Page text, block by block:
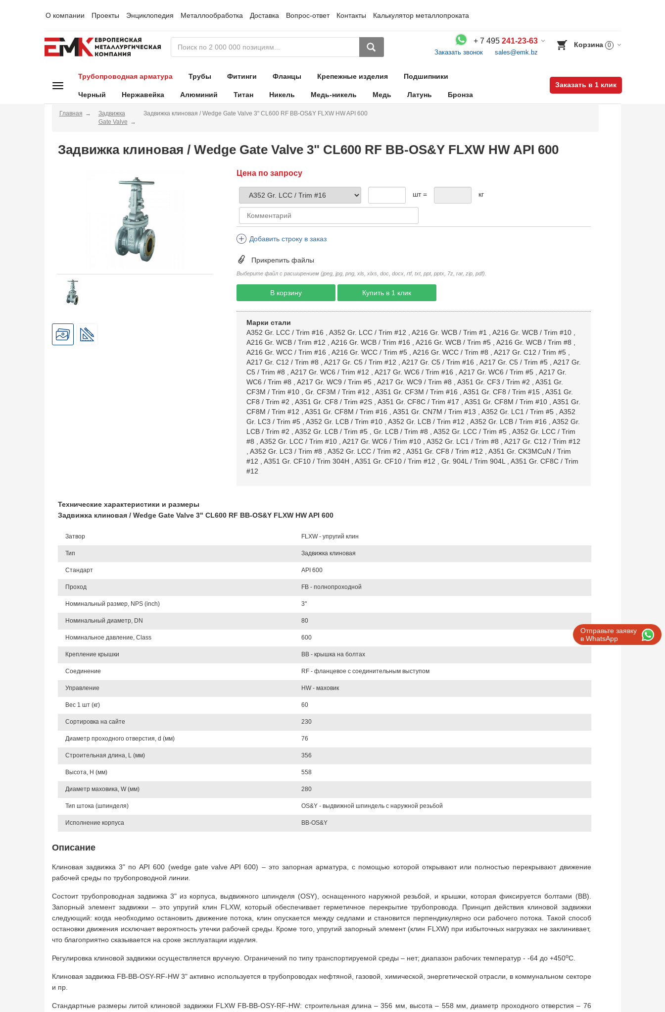
О компании Проекты Энциклопедия Металлообработка Доставка Вопрос-ответ Контакты Калькулятор металлопроката
+ 7 495 241-23-63
Заказать звонок sales@emk.bz
Корзина 0
Трубопроводная арматура Трубы Фитинги Фланцы Крепежные изделия Подшипники
Черный Нержавейка Алюминий Титан Никель Медь-никель Медь Латунь Бронза
Заказать в 1 клик
Отправьте заявку
в WhatsApp
Главная
Задвижка
Gate Valve
Задвижка клиновая / Wedge Gate Valve 3" CL600 RF BB-OS&Y FLXW HW API 600
Задвижка клиновая / Wedge Gate Valve 3" CL600 RF BB-OS&Y FLXW HW API 600
Цена по запросу
шт = кг
Добавить строку в заказ
Прикрепить файлы
Выберите файл с расширением (jpeg, jpg, png, xls, xlxs, doc, docx, rtf, txt, ppt, pptx, 7z, rar, zip, pdf).
В корзину Купить в 1 клик
Марки стали
A352 Gr. LCC / Trim #16
A352 Gr. LCC / Trim #12 A216 Gr. WCB / Trim #1 A216 Gr. WCB / Trim #10,
A216 Gr. WCB / Trim #12
A216 Gr. WCB / Trim #16 A216 Gr. WCB / Trim #5, A216 Gr. WCB / Trim #8
A216 Gr. WCC / Trim #16
A216 Gr. WCC / Trim #5, A216 Gr. WCC / Trim #8 A217 Gr. C12 / Trim #5,
A217 Gr. C12 / Trim #8
A217 Gr. C5 / Trim #12 A217 Gr. C5 / Trim #16 A217 Gr. C5 / Trim #5, A217 Gr.
C5 / Trim #8
A217 Gr. WC6 / Trim #12 A217 Gr. WC6 / Trim #16 A217 Gr. WC6 / Trim #5, A217 Gr.
WC6 / Trim #8
A217 Gr. WC9 / Trim #5, A217 Gr. WC9 / Trim #8 A351 Gr. CF3 / Trim #2
A351 Gr.
CF3M / Trim #10, Gr. CF3M / Trim #12 A351 Gr. CF3M / Trim #16 A351 Gr. CF8 / Trim #15, A351 Gr.
CF8 / Trim #2
A351 Gr. CF8 / Trim #2S, A351 Gr. CF8C / Trim #17 A351 Gr. CF8M / Trim #10, A351 Gr.
CF8M / Trim #12
A351 Gr. CF8M / Trim #16 A351 Gr. CN7M / Trim #13 A352 Gr. LC1 / Trim #5, A352
Gr. LC3 / Trim #5, A352 Gr. LCB / Trim #10, A352 Gr. LCB / Trim #12 A352 Gr. LCB / Trim #16
A352 Gr.
LCB / Trim #2
A352 Gr. LCB / Trim #5, Gr. LCB / Trim #8 A352 Gr. LCC / Trim #5, A352 Gr. LCC / Trim
#8
A352 Gr. LCC / Trim #10, A217 Gr. WC6 / Trim #10, A352 Gr. LC1 / Trim #8
A217 Gr. C12 / Trim #12
A352 Gr. LC3 / Trim #8 A352 Gr. LCC / Trim #2 A351 Gr. CF8 / Trim #12
A351 Gr. CK3MCuN / Trim
#12
A351 Gr. CF10 / Trim 304H A351 Gr. CF10 / Trim #12 Gr. 904L / Trim 904L
A351 Gr. CF8C / Trim
#12
Технические характеристики и размеры
Задвижка клиновая / Wedge Gate Valve 3" CL600 RF BB-OS&Y FLXW HW API 600
Затвор FLXW - упругий клин
Тип Задвижка клиновая
Стандарт API 600
Проход FB - полнопроходной
Номинальный размер, NPS (inch) 3"
Номинальный диаметр, DN 80
Номинальное давление, Class 600
Крепление крышки BB - крышка на болтах
Соединение RF - фланцевое с соединительным выступом
Управление HW - маховик
Вес 1 шт (кг) 60
Сортировка на сайте 230
Диаметр проходного отверстия, d (мм) 76
Строительная длина, L (мм) 356
Высота, Н (мм) 558
Диаметр маховика, W (мм) 280
Тип штока (шпинделя) OS&Y - выдвижной шпиндель с наружной резьбой
Исполнение корпуса BB-OS&Y
Описание
Клиновая задвижка 3" по API 600 (wedge gate valve API 600) – это запорная арматура, с помощью которой открывают или полностью перекрывают движение
рабочей среды по трубопроводной линии.
Состоит трубопроводная задвижка 3" из корпуса, выдвижного шпинделя (OSY), оснащенного наружной резьбой, и крышки, которая фиксируется болтами (BB).
Запорный элемент задвижки – это упругий клин FLXW, который обеспечивает герметичное перекрытие трубопровода. Принцип действия клиновой задвижки
следующий: когда необходимо остановить движение потока, клин опускается между седлами и становится перпендикулярно оси рабочего потока. Такой способ
остановки движения исключает вероятность утечки рабочей среды. Кроме того, упругий запорный элемент (клин FLXW) при избыточных нагрузках не заклинивает,
что благоприятно сказывается на сроке эксплуатации изделия.
Регулировка клиновой задвижки осуществляется вручную. Ограничений по типу транспортируемой среды – нет; диапазон рабочих температур - -64 до +450оС.
Клиновая задвижка FB-BB-OSY-RF-HW 3" активно используется в трубопроводах нефтяной, газовой, химической, энергетической отрасли, в коммунальном секторе
и пр.
Стандартные размеры литой клиновой задвижки FLXW FB-BB-OSY-RF-HW: строительная длина – 356 мм, высота – 558 мм, диаметр проходного отверстия – 76